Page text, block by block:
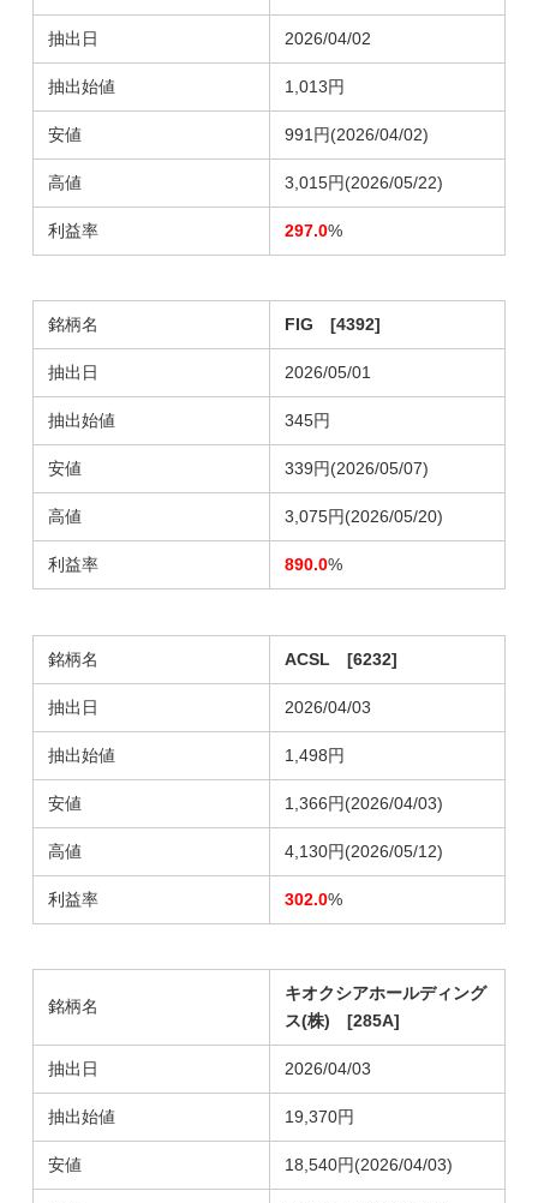
抽出日 2026/04/02
抽出始値 1,013円
安値 991円(2026/04/02)
高値 3,015円(2026/05/22)
利益率 297.0%
銘柄名 FIG [4392]
抽出日 2026/05/01
抽出始値 345円
安値 339円(2026/05/07)
高値 3,075円(2026/05/20)
利益率 890.0%
銘柄名 ACSL [6232]
抽出日 2026/04/03
抽出始値 1,498円
安値 1,366円(2026/04/03)
高値 4,130円(2026/05/12)
利益率 302.0%
銘柄名
キオクシアホールディング
ス(株) [285A]
抽出日 2026/04/03
抽出始値 19,370円
安値 18,540円 (2026/04/03)